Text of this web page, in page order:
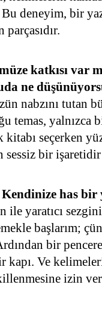
deneyim, bir
katkısı var
ne
nabzını tutan
temas, yalnızca
seçerken
sessiz bir işaretidir
has
yaratıcı
başlarım;
bir
Ve
izin